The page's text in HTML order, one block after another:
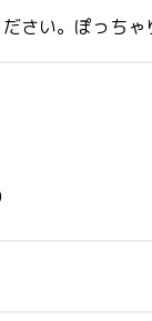
さい。ぽっち